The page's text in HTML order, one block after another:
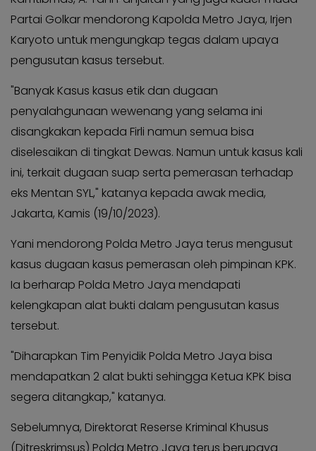
Kabar
Kagol
Kabar
Photo
DPP
Pojok
Kagol
KABAR
KADER
Partai Golkar mendorong Kapolda Metro Jaya, Irjen
Karyoto untuk mengungkap tegas dalam upaya
pengusutan kasus tersebut.
"Banyak Kasus kasus etik dan dugaan
penyalahgunaan wewenang yang selama ini
disangkakan kepada Firli namun semua bisa
diselesaikan di tingkat Dewas. Namun untuk kasus kali
ini, terkait dugaan suap serta pemerasan terhadap
eks Mentan SYL," katanya kepada awak media,
Jakarta, Kamis (19/10/2023).
Yani mendorong Polda Metro Jaya terus mengusut
kasus dugaan kasus pemerasan oleh pimpinan KPK.
Ia berharap Polda Metro Jaya mendapati
kelengkapan alat bukti dalam pengusutan kasus
tersebut.
"Diharapkan Tim Penyidik Polda Metro Jaya bisa
mendapatkan 2 alat bukti sehingga Ketua KPK bisa
segera ditangkap," katanya.
Sebelumnya, Direktorat Reserse Kriminal Khusus